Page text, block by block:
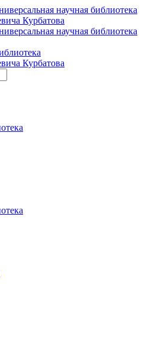
Курбатова